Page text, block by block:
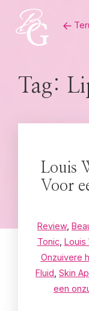
content
Tag:
Louis
Voor
Review,
Tonic, Louis
Onzuivere
Fluid Skin
een